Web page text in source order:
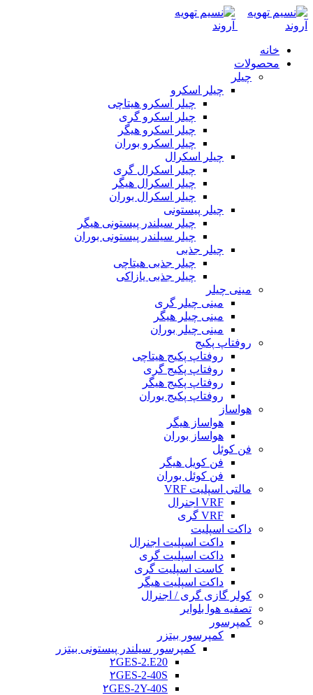
خانه
محصولات
چیلر
چیلر اسکرو
چیلر اسکرو هیتاچی
چیلر اسکرو گری
چیلر اسکرو هیگر
چیلر اسکرو بوران
چیلر اسکرال
چیلر اسکرال گری
چیلر اسکرال هیگر
چیلر اسکرال بوران
چیلر پیستونی
چیلر سیلندر پیستونی هیگر
چیلر سیلندر پیستونی بوران
چیلر جذبی
چیلر جذبی هیتاچی
چیلر جذبی یازاکی
مینی چیلر
مینی چیلر گری
مینی چیلر هیگر
مینی چیلر بوران
روفتاپ پکیج
روفتاپ پکیج هیتاچی
روفتاپ پکیج گری
روفتاپ پکیج هیگر
روفتاپ پکیج بوران
هواساز
هواساز هیگر
هواساز بوران
فن کوئل
فن کویل هیگر
فن کوئل بوران
مالتی اسپلیت VRF
VRF اجنرال
VRF گری
داکت اسپلیت
داکت اسپلیت اجنرال
داکت اسپلیت گری
کاست اسپلیت گری
داکت اسپلیت هیگر
کولر گازی گری / اجنرال
تصفیه هوا بلوایر
کمپرسور
کمپرسور بیتزر
کمپرسور سیلندر پیستونی بیتزر
۲GES-2.E20
۲GES-2-40S
۲GES-2Y-40S